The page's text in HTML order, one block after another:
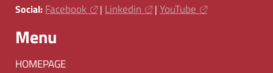
Social: Facebook | Linkedin | YouTube
Menu
HOMEPAGE